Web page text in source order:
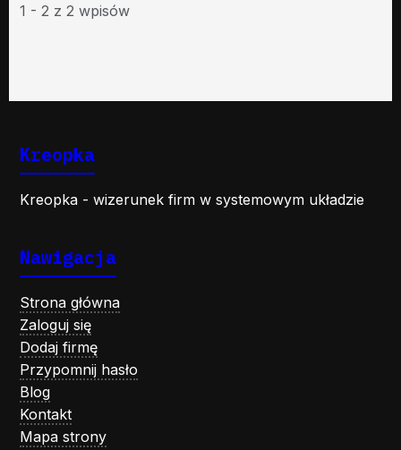
1 - 2 z 2 wpisów
Kreopka
Kreopka - wizerunek firm w systemowym układzie
Nawigacja
Strona główna
Zaloguj się
Dodaj firmę
Przypomnij hasło
Blog
Kontakt
Mapa strony